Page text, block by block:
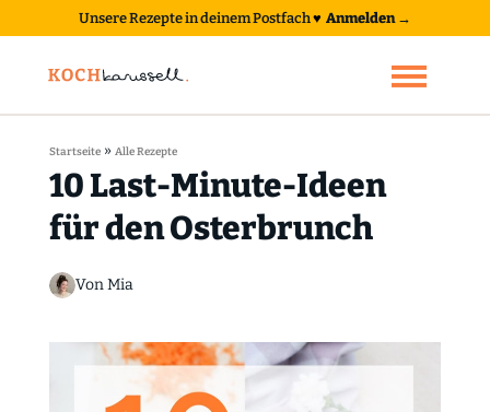
Unsere Rezepte in deinem Postfach♥ Anmelden →
Startseite» Alle Rezepte
10 Last-Minute-Ideen
für den Osterbrunch
Von Mia